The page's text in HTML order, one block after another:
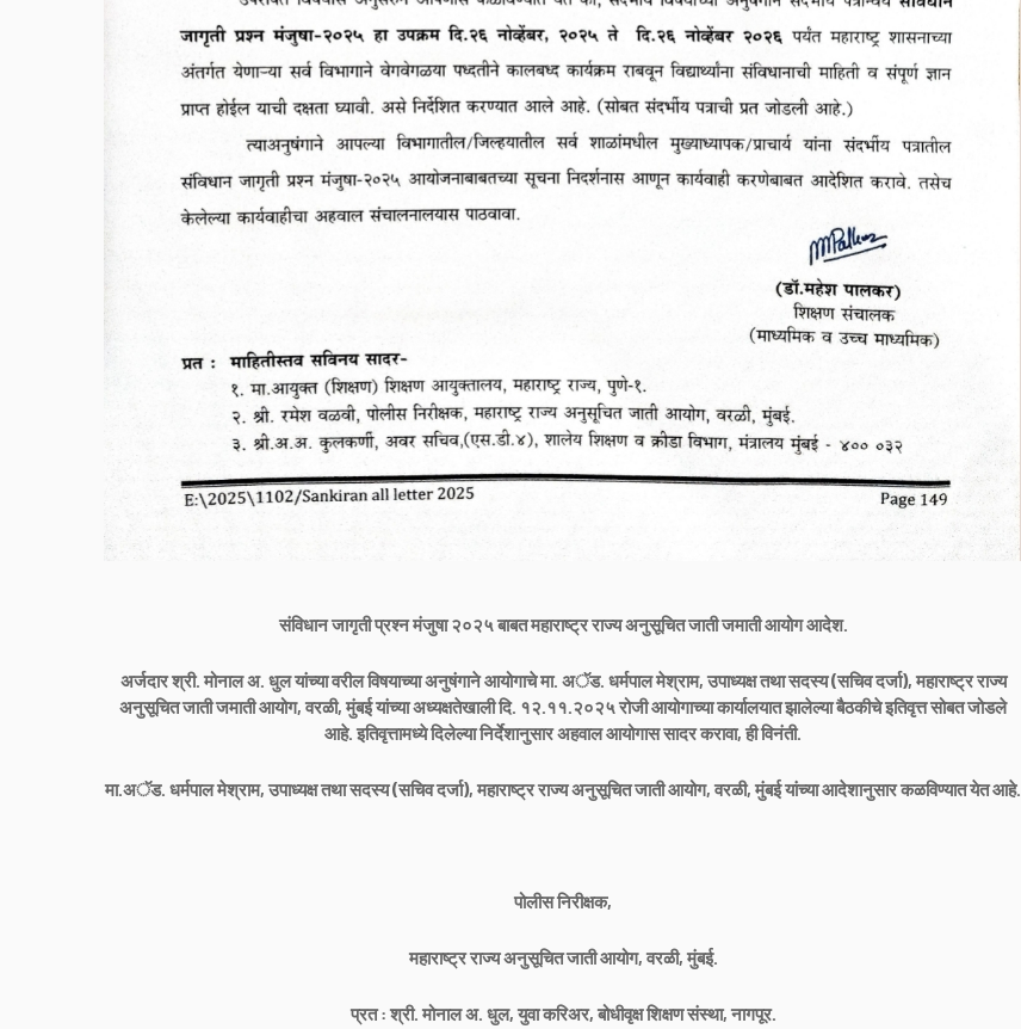
संविधान जागृती प्रश्न मंजुषा २०२५ बाबत महाराष्ट्र राज्य अनुसूचित जाती जमाती आयोग आदेश.
अर्जदार श्री. मोनाल अ. धुल यांच्या वरील विषयाच्या अनुषंगाने आयोगाचे मा. अॅड. धर्मपाल मेश्राम, उपाध्यक्ष तथा सदस्य (सचिव दर्जा), महाराष्ट्र राज्य
अनुसूचित जाती जमाती आयोग, वरळी, मुंबई यांच्या अध्यक्षतेखाली दि. १२.११.२०२५ रोजी आयोगाच्या कार्यालयात झालेल्या बैठकीचे इतिवृत्त सोबत जोडले
आहे. इतिवृत्तामध्ये दिलेल्या निर्देशानुसार अहवाल आयोगास सादर करावा, ही विनंती.
मा.अॅड. धर्मपाल मेश्राम, उपाध्यक्ष तथा सदस्य (सचिव दर्जा), महाराष्ट्र राज्य अनुसूचित जाती आयोग, वरळी, मुंबई यांच्या आदेशानुसार कळविण्यात येत आहे.
पोलीस निरीक्षक,
महाराष्ट्र राज्य अनुसूचित जाती आयोग, वरळी, मुंबई.
प्रत : श्री. मोनाल अ. धुल, युवा करिअर, बोधीवृक्ष शिक्षण संस्था, नागपूर.